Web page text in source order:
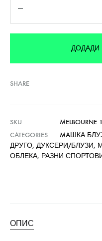
ДОДАДИ
SHARE
SKU
MELBOURNE
CATEGORIES
MAШКА
ДРУГО, ДУКСЕРИ/БЛУЗИ,
ОБЛЕКА, РАЗНИ
ОПИС